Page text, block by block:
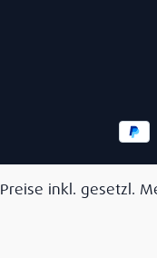
inkl. gesetzl.